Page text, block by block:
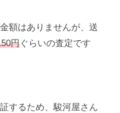
額はありませんが、送
円ぐらいの査定です
するため、駿河屋さん